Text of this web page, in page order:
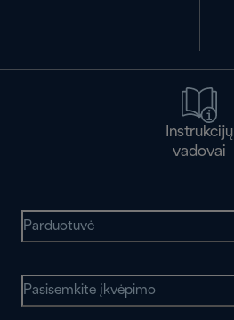
Instrukcijų
vadovai
Parduotuvė
Pasisemkite įkvėpimo